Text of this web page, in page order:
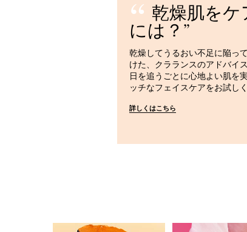
乾燥肌をケ
には？
乾燥してうるおい不足に陥っ
けた、クラランスのアドバイ
日を追うごとに心地よい肌を
ッチなフェイスケアをお試しく
詳しくはこちら